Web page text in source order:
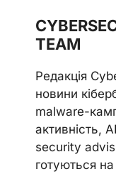
TEAM
Редакція
новини
malware-
активність,
security
готуються